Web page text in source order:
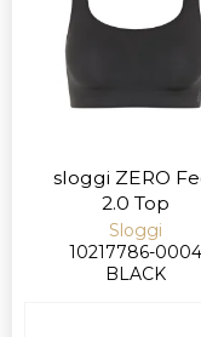
sloggi ZERO
2.0 Top
Sloggi
10217786-0004
BLACK